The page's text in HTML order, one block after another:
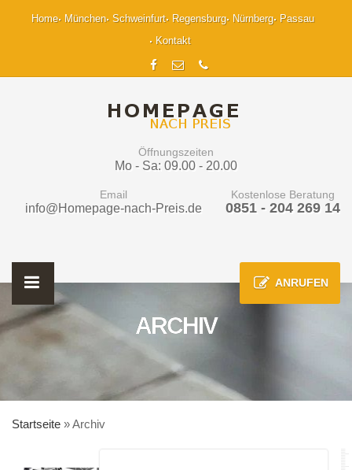
Home München Schweinfurt Regensburg Nürnberg
Passau
Kontakt
Öffnungszeiten
Mo - Sa: 09.00 - 20.00
Email
info@Homepage-nach-Preis.de
Kostenlose Beratung
0851 - 204 269 14
ANRUFEN
ARCHIV
Startseite »Archiv